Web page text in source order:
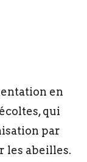
en
qui
par
les abeilles.